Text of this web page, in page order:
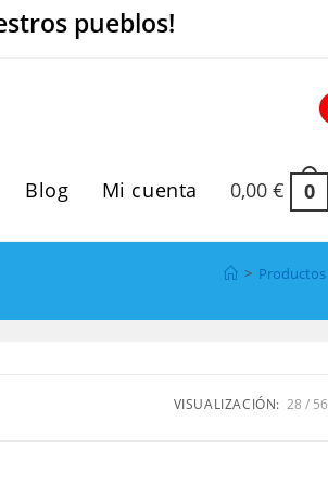
pueblos!
Blog Mi cuenta 0,00 € 0
> Productos
VISUALIZACIÓN: 28 56